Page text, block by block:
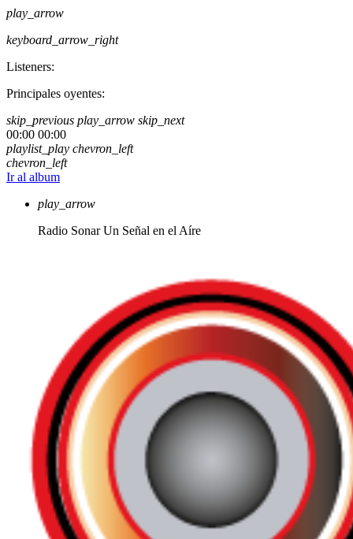
play_arrow
keyboard_arrow_right
Listeners:
Principales oyentes:
skip_previous play_arrow skip_next
00:00 00:00
playlist_play chevron_left
chevron_left
Ir al album
play_arrow
Radio Sonar Un Señal en el Aíre